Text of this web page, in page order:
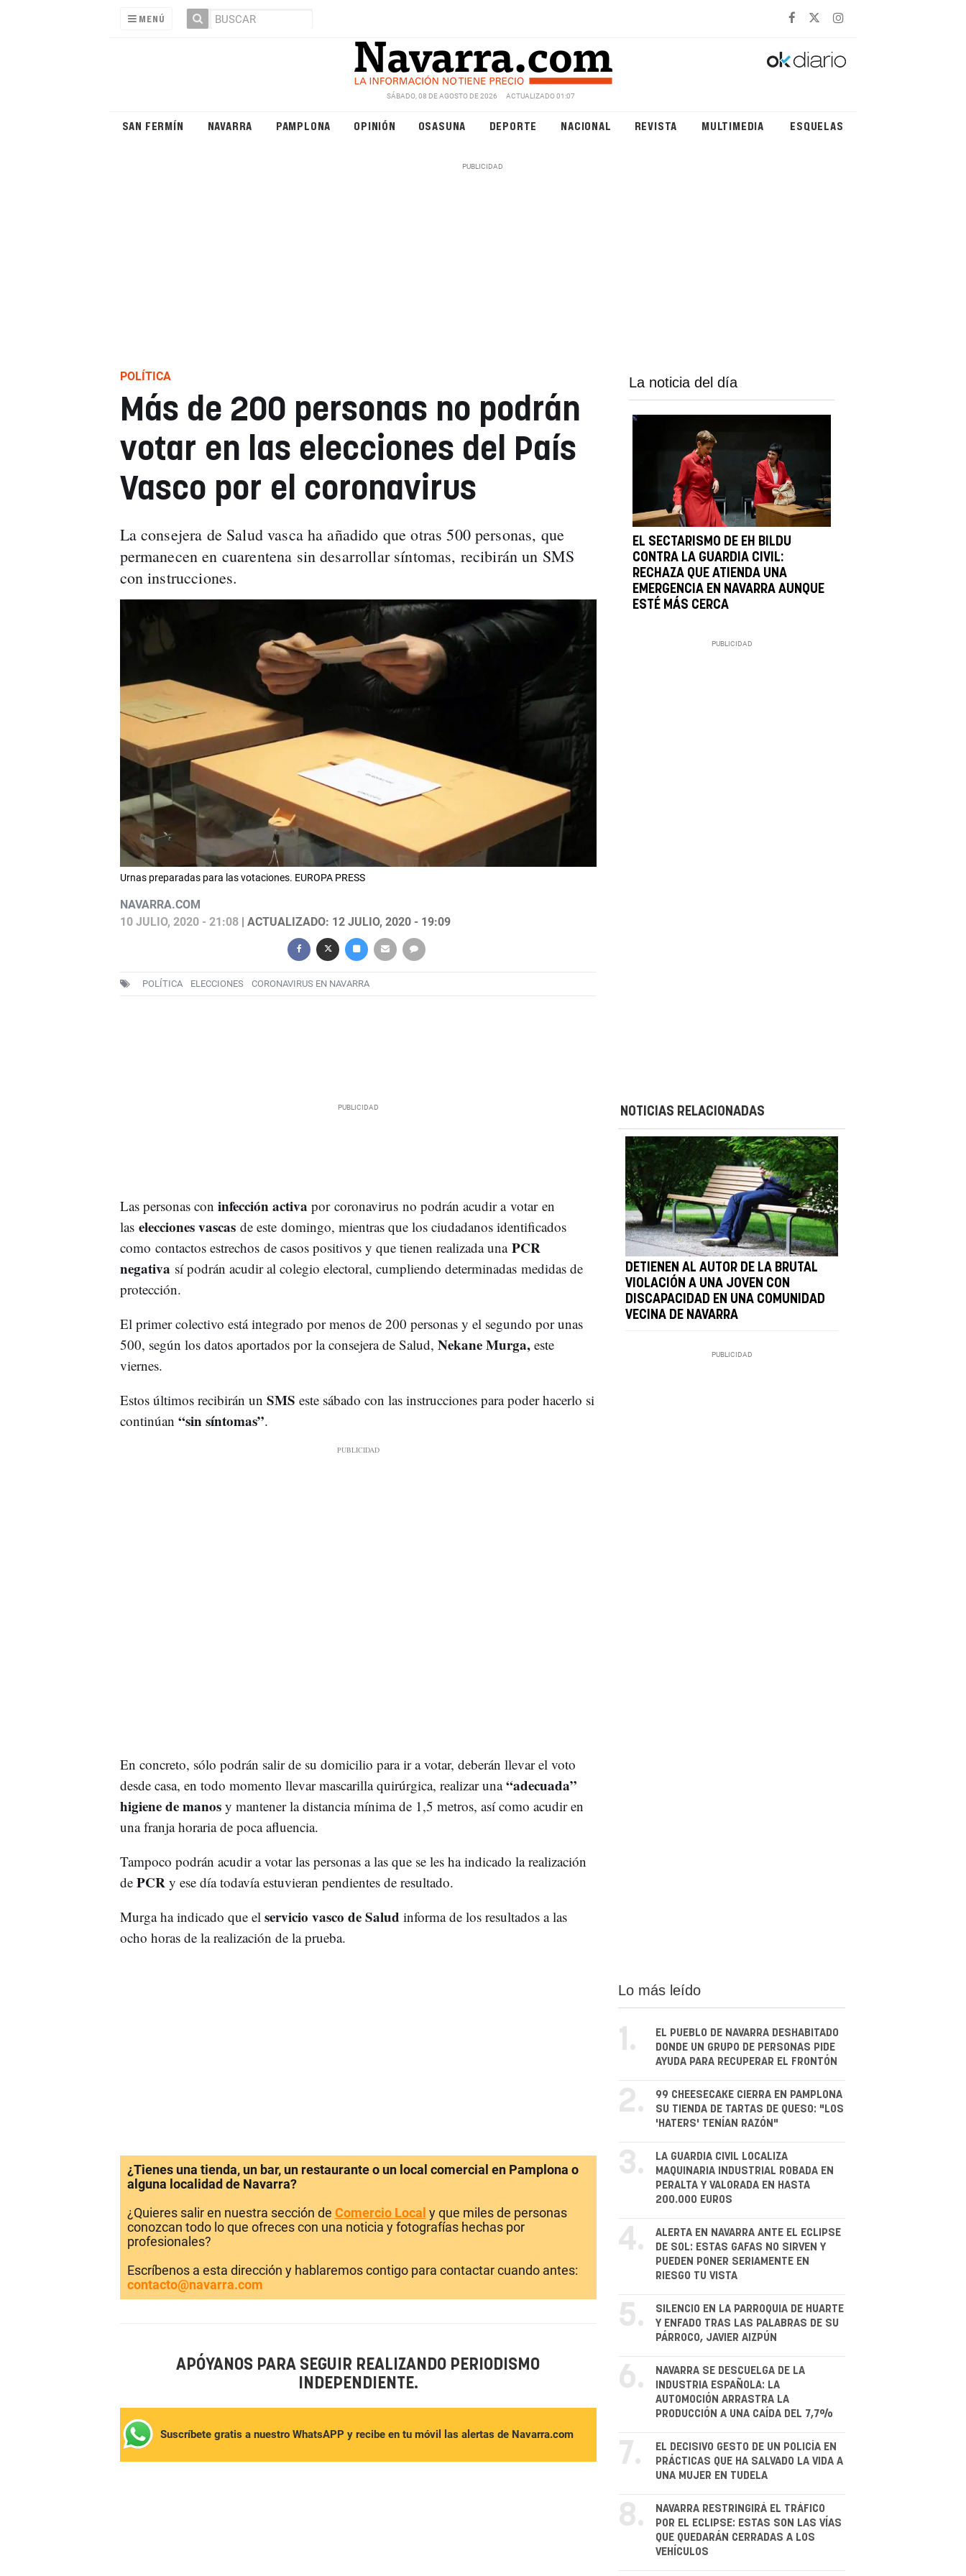
MENÚ
SÁBADO, 08 DE AGOSTO DE 2026 ACTUALIZADO 01:07
SAN FERMÍN NAVARRA PAMPLONA OPINIÓN OSASUNA DEPORTE NACIONAL REVISTA MULTIMEDIA ESQUELAS
POLÍTICA
Más de 200 personas no podrán
votar en las elecciones del País
Vasco por el coronavirus
La consejera de Salud vasca ha añadido que otras 500 personas, que
permanecen en cuarentena sin desarrollar síntomas, recibirán un SMS
con instrucciones.
Urnas preparadas para las votaciones. EUROPA PRESS
NAVARRA.COM
10 JULIO, 2020 - 21:08| ACTUALIZADO: 12 JULIO, 2020 - 19:09
POLÍTICA ELECCIONES CORONAVIRUS EN NAVARRA
La noticia del día
EL SECTARISMO DE EH BILDU
CONTRA LA GUARDIA CIVIL:
RECHAZA QUE ATIENDA UNA
EMERGENCIA EN NAVARRA AUNQUE
ESTÉ MÁS CERCA
Las personas con infección activa por coronavirus no podrán acudir a votar en
las elecciones vascasde este domingo, mientras que los ciudadanos identificados
como contactos estrechos de casos positivos y que tienen realizada una PCR
negativa sí podrán acudir al colegio electoral, cumpliendo determinadas medidas de
protección.
El primer colectivo está integrado por menos de 200 personas y el segundo por unas
500, según los datos aportados por la consejera de Salud, Nekane Murga,este
viernes.
Estos últimos recibirán un SMS este sábado con las instrucciones para poder hacerlo si
continúan “sin síntomas”.
En concreto, sólo podrán salir de su domicilio para ir a votar, deberán llevar el voto
desde casa, en todo momento llevar mascarilla quirúrgica, realizar una“adecuada”
higiene de manosy mantener la distancia mínima de 1,5 metros, así como acudir en
una franja horaria de poca afluencia.
Tampoco podrán acudir a votar las personas a las que se les ha indicado la realización
de PCR y ese día todavía estuvieran pendientes de resultado.
Murga ha indicado que el servicio vasco de Salud informa de los resultados a las
ocho horas de la realización de la prueba.
NOTICIAS RELACIONADAS
DETIENEN AL AUTOR DE LA BRUTAL
VIOLACIÓN A UNA JOVEN CON
DISCAPACIDAD EN UNA COMUNIDAD
VECINA DE NAVARRA
¿Tienes una tienda, un bar, un restaurante o un local comercial en Pamplona o
alguna localidad de Navarra?
¿Quieres salir en nuestra sección de Comercio Local y que miles de personas
conozcan todo lo que ofreces con una noticia y fotografías hechas por
profesionales?
Escríbenos a esta dirección y hablaremos contigo para contactar cuando antes:
contacto@navarra.com
APÓYANOS PARA SEGUIR REALIZANDO PERIODISMO
INDEPENDIENTE.
Suscríbete gratis a nuestro WhatsAPP y recibe en tu móvil las alertas de Navarra.com
Lo más leído
1.
EL PUEBLO DE NAVARRA DESHABITADO
DONDE UN GRUPO DE PERSONAS PIDE
AYUDA PARA RECUPERAR EL FRONTÓN
2.
99 CHEESECAKE CIERRA EN PAMPLONA
SU TIENDA DE TARTAS DE QUESO: "LOS
'HATERS' TENÍAN RAZÓN"
3.
LA GUARDIA CIVIL LOCALIZA
MAQUINARIA INDUSTRIAL ROBADA EN
PERALTA Y VALORADA EN HASTA
200.000 EUROS
4.
ALERTA EN NAVARRA ANTE EL ECLIPSE
DE SOL: ESTAS GAFAS NO SIRVEN Y
PUEDEN PONER SERIAMENTE EN
RIESGO TU VISTA
5.
SILENCIO EN LA PARROQUIA DE HUARTE
Y ENFADO TRAS LAS PALABRAS DE SU
PÁRROCO, JAVIER AIZPÚN
6.
NAVARRA SE DESCUELGA DE LA
INDUSTRIA ESPAÑOLA: LA
AUTOMOCIÓN ARRASTRA LA
PRODUCCIÓN A UNA CAÍDA DEL 7,7%
7.
EL DECISIVO GESTO DE UN POLICÍA EN
PRÁCTICAS QUE HA SALVADO LA VIDA A
UNA MUJER EN TUDELA
8.
NAVARRA RESTRINGIRÁ EL TRÁFICO
POR EL ECLIPSE: ESTAS SON LAS VÍAS
QUE QUEDARÁN CERRADAS A LOS
VEHÍCULOS